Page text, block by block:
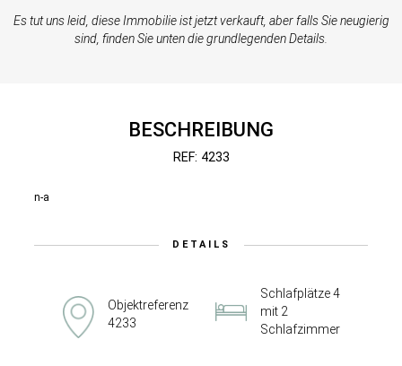
Es tut uns leid, diese Immobilie ist jetzt verkauft, aber falls Sie neugierig
sind, finden Sie unten die grundlegenden Details.
BESCHREIBUNG
REF: 4233
n-a
DETAILS
Objektreferenz
4233
Schlafplätze 4
mit 2
Schlafzimmer